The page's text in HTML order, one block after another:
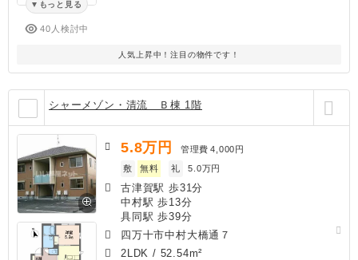
もっと見る
40人検討中
人気上昇中！注目の物件です！
シャーメゾン・清流 Ｂ棟 1階
5.8万円 管理費 4,000円
敷
無料 礼 5.0万円
古津賀駅 歩31分
中村駅 歩13分
具同駅 歩39分
四万十市中村大橋通７
2LDK / 52.54m²